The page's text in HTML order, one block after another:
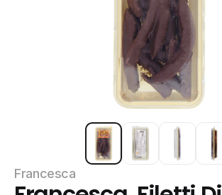
Francesca